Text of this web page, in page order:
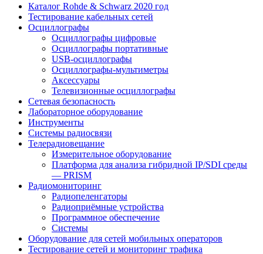
Каталог Rohde & Schwarz 2020 год
Тестирование кабельных сетей
Осциллографы
Осциллографы цифровые
Осциллографы портативные
USB-осциллографы
Осциллографы-мультиметры
Аксессуары
Телевизионные осциллографы
Сетевая безопасность
Лабораторное оборудование
Инструменты
Системы радиосвязи
Телерадиовещание
Измерительное оборудование
Платформа для анализа гибридной IP/SDI среды
— PRISM
Радиомониторинг
Радиопеленгаторы
Радиоприёмные устройства
Программное обеспечение
Системы
Оборудование для сетей мобильных операторов
Тестирование сетей и мониторинг трафика